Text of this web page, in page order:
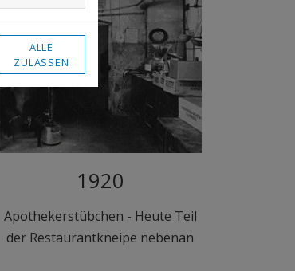
1920
Apothekerstübchen - Heute Teil
der Restaurantkneipe nebenan
ALLE
ZULASSEN